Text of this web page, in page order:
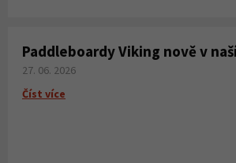
Paddleboardy Viking nově v
27. 06. 2026
Číst více